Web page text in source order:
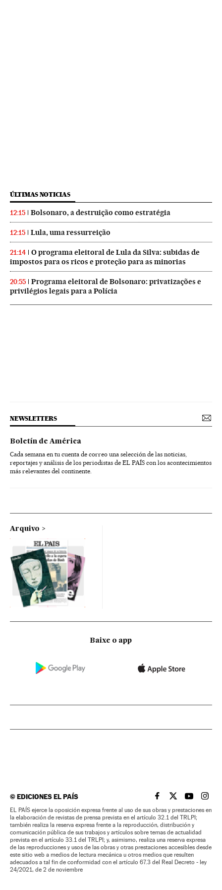
ÚLTIMAS NOTICIAS
12:15 Bolsonaro, a destruição como estratégia
12:15 Lula, uma ressurreição
21:14
O programa eleitoral de Lula da Silva: subidas de
impostos para os ricos e proteção para as minorias
20:55
Programa eleitoral de Bolsonaro: privatizações e
privilégios legais para a Polícia
NEWSLETTERS
Boletín de América
Cada semana en tu cuenta de correo una selección de las noticias,
reportajes y análisis de los periodistas de EL PAÍS con los acontecimientos
más relevantes del continente.
Arquivo
Baixe o app
©EDICIONES EL PAÍS EL PAÍS BRASIL EN
EL PAÍSEL PAÍS
EL
EL PAÍS ejerce la oposición expresa frente al uso de sus obras y prestaciones en
la elaboración de revistas de prensa prevista en el artículo 32.1 del TRLPI;
también realiza la reserva expresa frente a la reproducción, distribución y
comunicación pública de sus trabajos y artículos sobre temas de actualidad
prevista en el artículo 33.1 del TRLPI; y, asimismo, realiza una reserva expresa
de las reproducciones y usos de las obras y otras prestaciones accesibles desde
este sitio web a medios de lectura mecánica u otros medios que resulten
adecuados a tal fin de conformidad con el artículo 67.3 del Real Decreto - ley
24/2021, de 2 de noviembre